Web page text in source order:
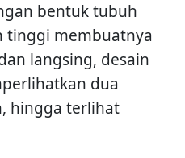
bentuk tubuh
tinggi membuatnya
langsing, desain
dua
hingga terlihat